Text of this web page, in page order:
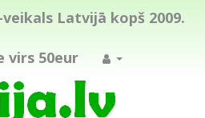
Latvijā kopš 2009.
virs 50eur